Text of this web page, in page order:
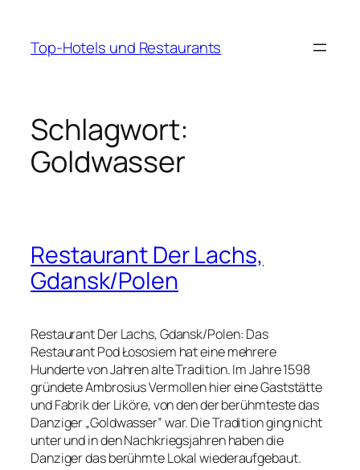
springen
Top-Hotels und Restaurants
Schlagwort:
Goldwasser
Restaurant Der Lachs,
Gdansk/Polen
Restaurant Der Lachs, Gdansk/Polen: Das
Restaurant Pod Łososiem hat eine mehrere
Hunderte von Jahren alte Tradition. Im Jahre 1598
gründete Ambrosius Vermollen hier eine Gaststätte
und Fabrik der Liköre, von den der berühmteste das
Danziger „Goldwasser” war. Die Tradition ging nicht
unter und in den Nachkriegsjahren haben die
Danziger das berühmte Lokal wiederaufgebaut.